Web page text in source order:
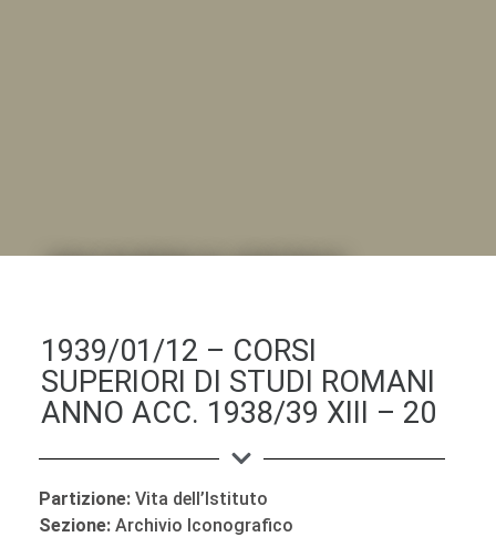
1939/01/12 – CORSI
SUPERIORI DI STUDI ROMANI
ANNO ACC. 1938/39 XIII – 20
Partizione: Vita dell’Istituto
Sezione: Archivio Iconografico